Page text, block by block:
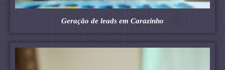
Geração de leads em Carazinho